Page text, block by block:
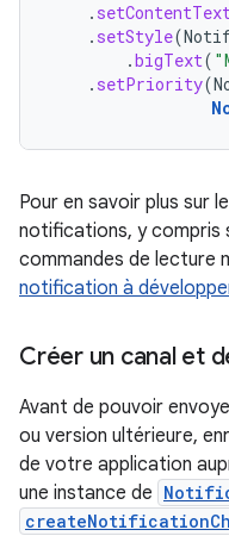
.
. setStyle(
.bigText(
. setPriority(
Pour en savoir plus sur
notifications, y compris
commandes de lecture
notification à
Créer un canal et
Avant de pouvoir
ou version ultérieure,
de votre application
une instance de